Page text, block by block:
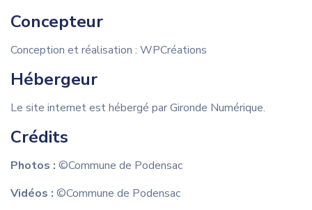
Concepteur
Conception et réalisation : WPCréations
Hébergeur
Le site internet est hébergé par Gironde Numérique.
Crédits
Photos : ©Commune de Podensac
Vidéos : ©Commune de Podensac